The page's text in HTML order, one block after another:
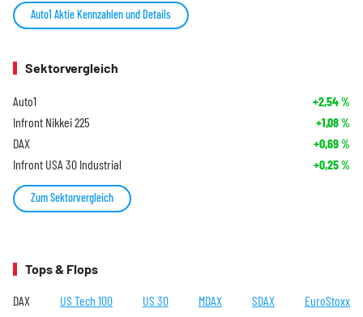
Auto1 Aktie Kennzahlen und Details
Sektorvergleich
Auto1 +2,54%
Infront Nikkei 225 +1,08%
DAX +0,69%
Infront USA 30 Industrial +0,25%
Zum Sektorvergleich
Tops & Flops
DAX US Tech 100 US 30 MDAX SDAX EuroStoxx